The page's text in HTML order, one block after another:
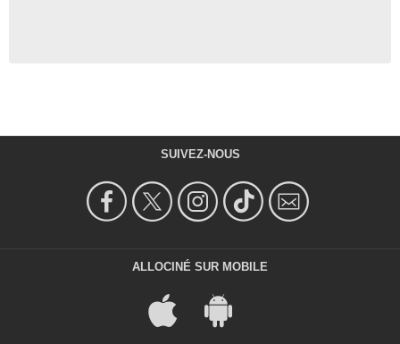
SUIVEZ-NOUS
ALLOCINÉ SUR MOBILE